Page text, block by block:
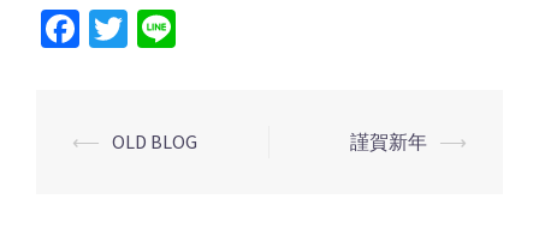
Facebook
Twitter
投
⟵ OLD BLOG 謹賀新年 ⟶